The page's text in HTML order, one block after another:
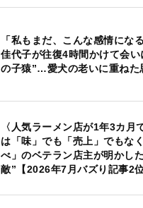
「私もまだ、こんな感情にな
佳代子が往復4時間かけて会い
の子猿”…愛犬の老いに重ねた
〈人気ラーメン店が1年3カ月
は「味」でも「売上」でもな
べ」のベテラン店主が明かし
敵”【2026年7月バズり記事2位